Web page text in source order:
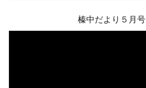
榛中だより５月号